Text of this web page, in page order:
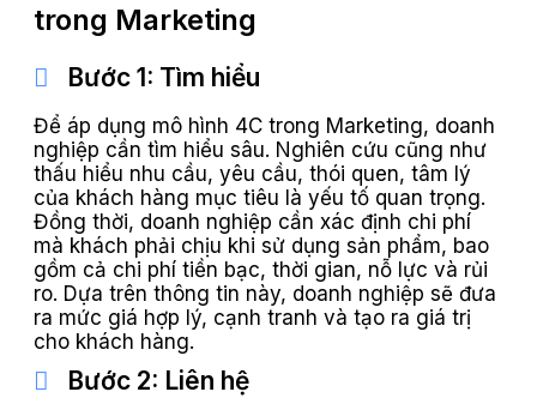
trong Marketing
Bước 1: Tìm hiểu
Để áp dụng mô hình 4C trong Marketing, doanh
nghiệp cần tìm hiểu sâu. Nghiên cứu cũng như
thấu hiểu nhu cầu, yêu cầu, thói quen, tâm lý
của khách hàng mục tiêu là yếu tố quan trọng.
Đồng thời, doanh nghiệp cần xác định chi phí
mà khách phải chịu khi sử dụng sản phẩm, bao
gồm cả chi phí tiền bạc, thời gian, nỗ lực và rủi
ro. Dựa trên thông tin này, doanh nghiệp sẽ đưa
ra mức giá hợp lý, cạnh tranh và tạo ra giá trị
cho khách hàng.
Bước 2: Liên hệ